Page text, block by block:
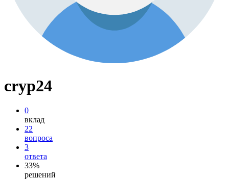
cryp24
0
вклад
22
вопроса
3
ответа
33%
решений